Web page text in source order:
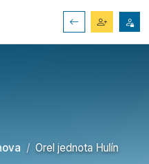
Orel jednota Hulín